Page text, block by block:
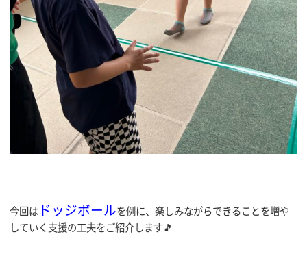
今回は ドッジボールを例に、楽しみながらできることを増や
していく支援の工夫をご紹介します🎵